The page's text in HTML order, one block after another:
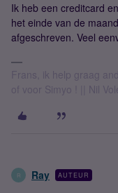
Ik heb een creditcard
het einde van de
afgeschreven. Veel
Frans, ik help graag
of voor Simyo ! || Nil
R Ray AUTEUR